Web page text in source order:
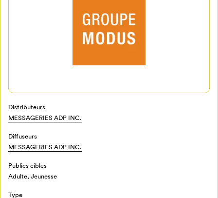
Mon Salon
Programmation
Distributeurs
MESSAGERIES ADP INC.
Diffuseurs
MESSAGERIES ADP INC.
Publics cibles
Adulte,Jeunesse
Type
connectez-vous ou créez votre profil